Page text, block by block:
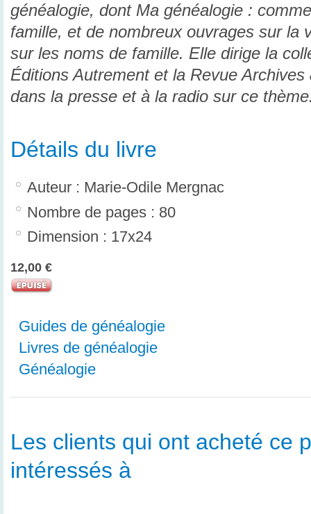
généalogie, dont Ma généalogie :
famille, et de nombreux ouvrages sur la
sur les noms de famille. Elle dirige la
Éditions Autrement et la Revue
dans la presse et à la radio sur ce
Détails du livre
Auteur : Marie-Odile Mergnac
Nombre de pages : 80
Dimension : 17x24
12,00 €
Guides de généalogie
Livres de généalogie
Généalogie
Les clients qui ont acheté ce
intéressés à